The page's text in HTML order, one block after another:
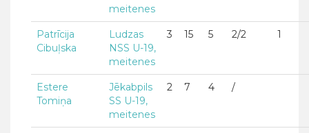
meitenes
Patrīcija
Cibuļska
Ludzas
NSS U-19,
meitenes
3 15 5 2/2 1
Estere
Tomiņa
Jēkabpils
SS U-19,
meitenes
2 7 4 /